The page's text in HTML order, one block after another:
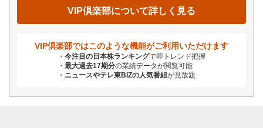
VIP倶楽部について詳しく見る
VIP倶楽部ではこのような機能がご利用いただけます
今注目の日本株ランキングで即トレンド把握
最大過去17期分の業績データが閲覧可能
ニュースやテレ東BIZの人気番組が見放題